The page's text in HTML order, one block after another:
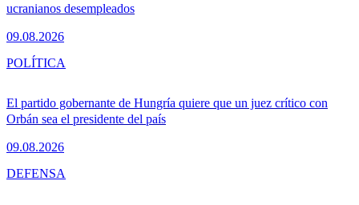
ucranianos desempleados
09.08.2026
El partido gobernante de Hungría quiere que un juez crítico con
Orbán sea el presidente del país
09.08.2026
POLÍTICA
DEFENSA